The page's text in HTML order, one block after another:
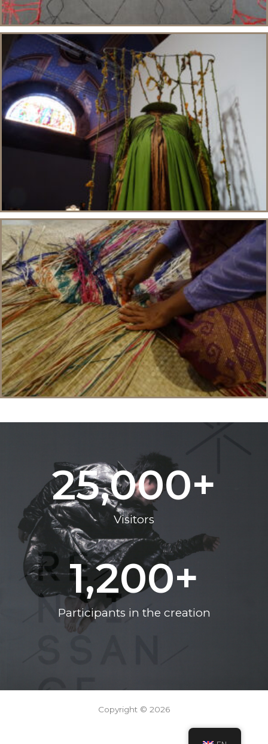
Visitors
25,000+
Participants in the creation
1,200+
Copyright © 2026